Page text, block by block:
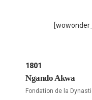
1801
Ngando Akwa
Fondation de la